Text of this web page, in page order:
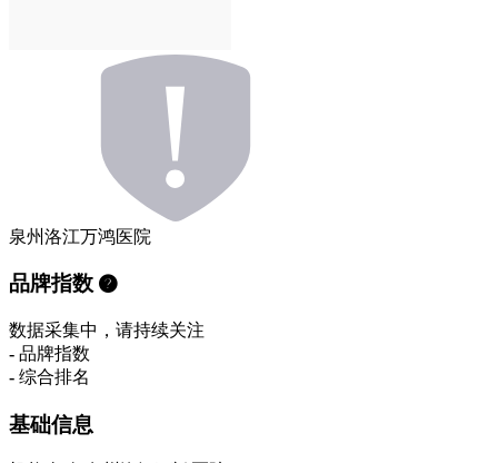
泉州洛江万鸿医院
品牌指数
数据采集中，请持续关注
- 品牌指数
- 综合排名
基础信息